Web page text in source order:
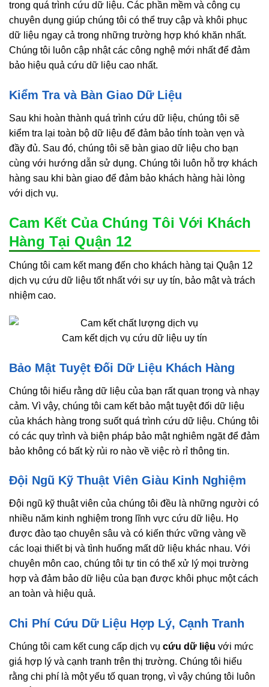
trong quá trình cứu dữ liệu. Các phần mềm và công cụ
chuyên dụng giúp chúng tôi có thể truy cập và khôi phục
dữ liệu ngay cả trong những trường hợp khó khăn nhất.
Chúng tôi luôn cập nhật các công nghệ mới nhất để đảm
bảo hiệu quả cứu dữ liệu cao nhất.
Kiểm Tra và Bàn Giao Dữ Liệu
Sau khi hoàn thành quá trình cứu dữ liệu, chúng tôi sẽ
kiểm tra lại toàn bộ dữ liệu để đảm bảo tính toàn vẹn và
đầy đủ. Sau đó, chúng tôi sẽ bàn giao dữ liệu cho bạn
cùng với hướng dẫn sử dụng. Chúng tôi luôn hỗ trợ khách
hàng sau khi bàn giao để đảm bảo khách hàng hài lòng
với dịch vụ.
Cam Kết Của Chúng Tôi Với Khách
Hàng Tại Quận 12
Chúng tôi cam kết mang đến cho khách hàng tại Quận 12
dịch vụ cứu dữ liệu tốt nhất với sự uy tín, bảo mật và trách
nhiệm cao.
Cam kết dịch vụ cứu dữ liệu uy tín
Bảo Mật Tuyệt Đối Dữ Liệu Khách Hàng
Chúng tôi hiểu rằng dữ liệu của bạn rất quan trọng và nhạy
cảm. Vì vậy, chúng tôi cam kết bảo mật tuyệt đối dữ liệu
của khách hàng trong suốt quá trình cứu dữ liệu. Chúng tôi
có các quy trình và biện pháp bảo mật nghiêm ngặt để đảm
bảo không có bất kỳ rủi ro nào về việc rò rỉ thông tin.
Đội Ngũ Kỹ Thuật Viên Giàu Kinh Nghiệm
Đội ngũ kỹ thuật viên của chúng tôi đều là những người có
nhiều năm kinh nghiệm trong lĩnh vực cứu dữ liệu. Họ
được đào tạo chuyên sâu và có kiến thức vững vàng về
các loại thiết bị và tình huống mất dữ liệu khác nhau. Với
chuyên môn cao, chúng tôi tự tin có thể xử lý mọi trường
hợp và đảm bảo dữ liệu của bạn được khôi phục một cách
an toàn và hiệu quả.
Chi Phí Cứu Dữ Liệu Hợp Lý, Cạnh Tranh
Chúng tôi cam kết cung cấp dịch vụ cứu dữ liệu với mức
giá hợp lý và cạnh tranh trên thị trường. Chúng tôi hiểu
rằng chi phí là một yếu tố quan trọng, vì vậy chúng tôi luôn